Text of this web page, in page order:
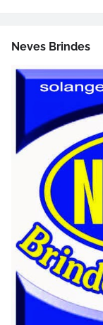
Neves Brindes